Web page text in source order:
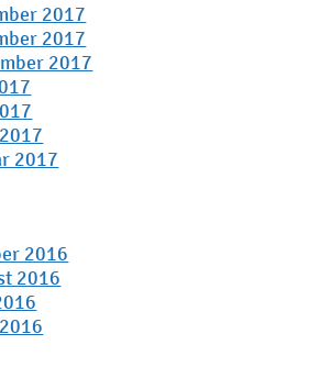
2017
2017
2017
2017
2016
2016